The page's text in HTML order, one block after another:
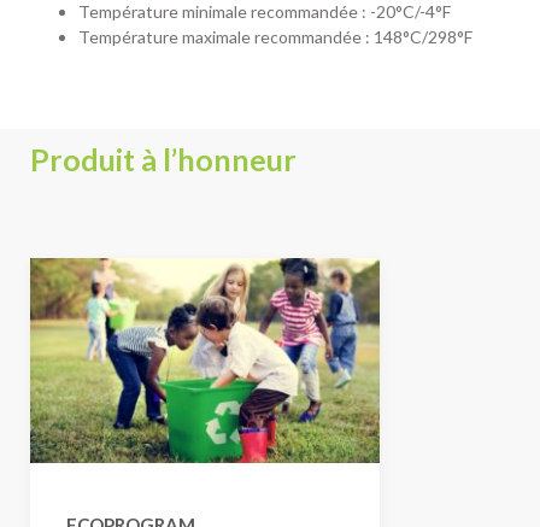
Température minimale recommandée : -20°C/-4°F
Température maximale recommandée : 148°C/298°F
Produit à l’honneur